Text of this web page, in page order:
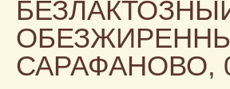
САРАФАНОВО,